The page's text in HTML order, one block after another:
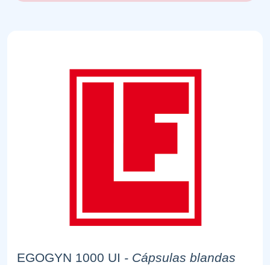
EGOGYN 1000 UI - Cápsulas blandas